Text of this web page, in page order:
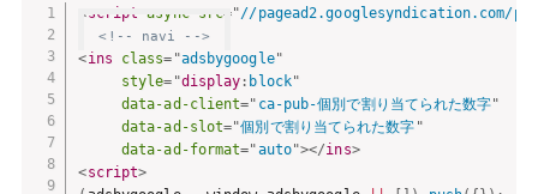
<script async src="//pagead2.googlesyndication.com/
<!-- navi -->
<ins class= "adsbygoogle"
style="display : block"
data-ad-client=" ca-pub-個別で割り当てられた数字"
data-ad-slot="個別で割り当てられた数字 "
data-ad-format="auto"></ins>
<script>